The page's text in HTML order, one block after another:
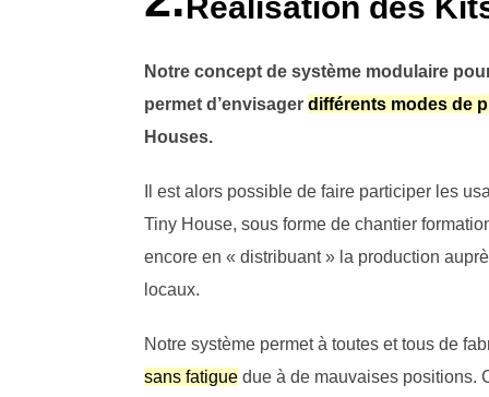
Notre concept de système modulaire
permet d’envisager différents modes de
Houses.
Il est alors possible de faire participer les
Tiny House, sous forme de chantier
encore en « distribuant » la production
locaux.
Notre système permet à toutes et tous de
sans fatigue due à de mauvaises positions.